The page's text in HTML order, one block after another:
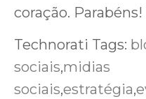
coração.
Technorati Tags:
sociais,midias
sociais,estratégia,